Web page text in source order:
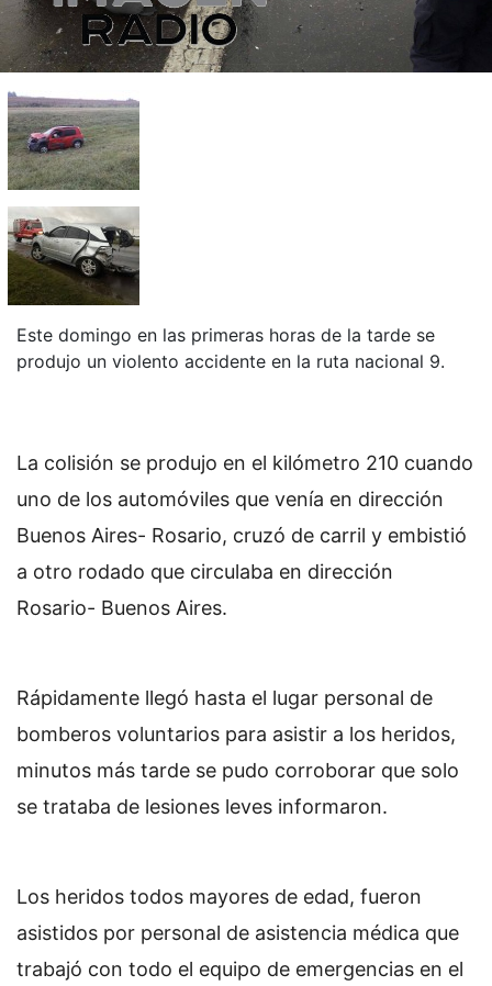
Este domingo en las primeras horas de la tarde se
produjo un violento accidente en la ruta nacional 9.
La colisión se produjo en el kilómetro 210 cuando
uno de los automóviles que venía en dirección
Buenos Aires- Rosario, cruzó de carril y embistió
a otro rodado que circulaba en dirección
Rosario- Buenos Aires.
Rápidamente llegó hasta el lugar personal de
bomberos voluntarios para asistir a los heridos,
minutos más tarde se pudo corroborar que solo
se trataba de lesiones leves informaron.
Los heridos todos mayores de edad, fueron
asistidos por personal de asistencia médica que
trabajó con todo el equipo de emergencias en el